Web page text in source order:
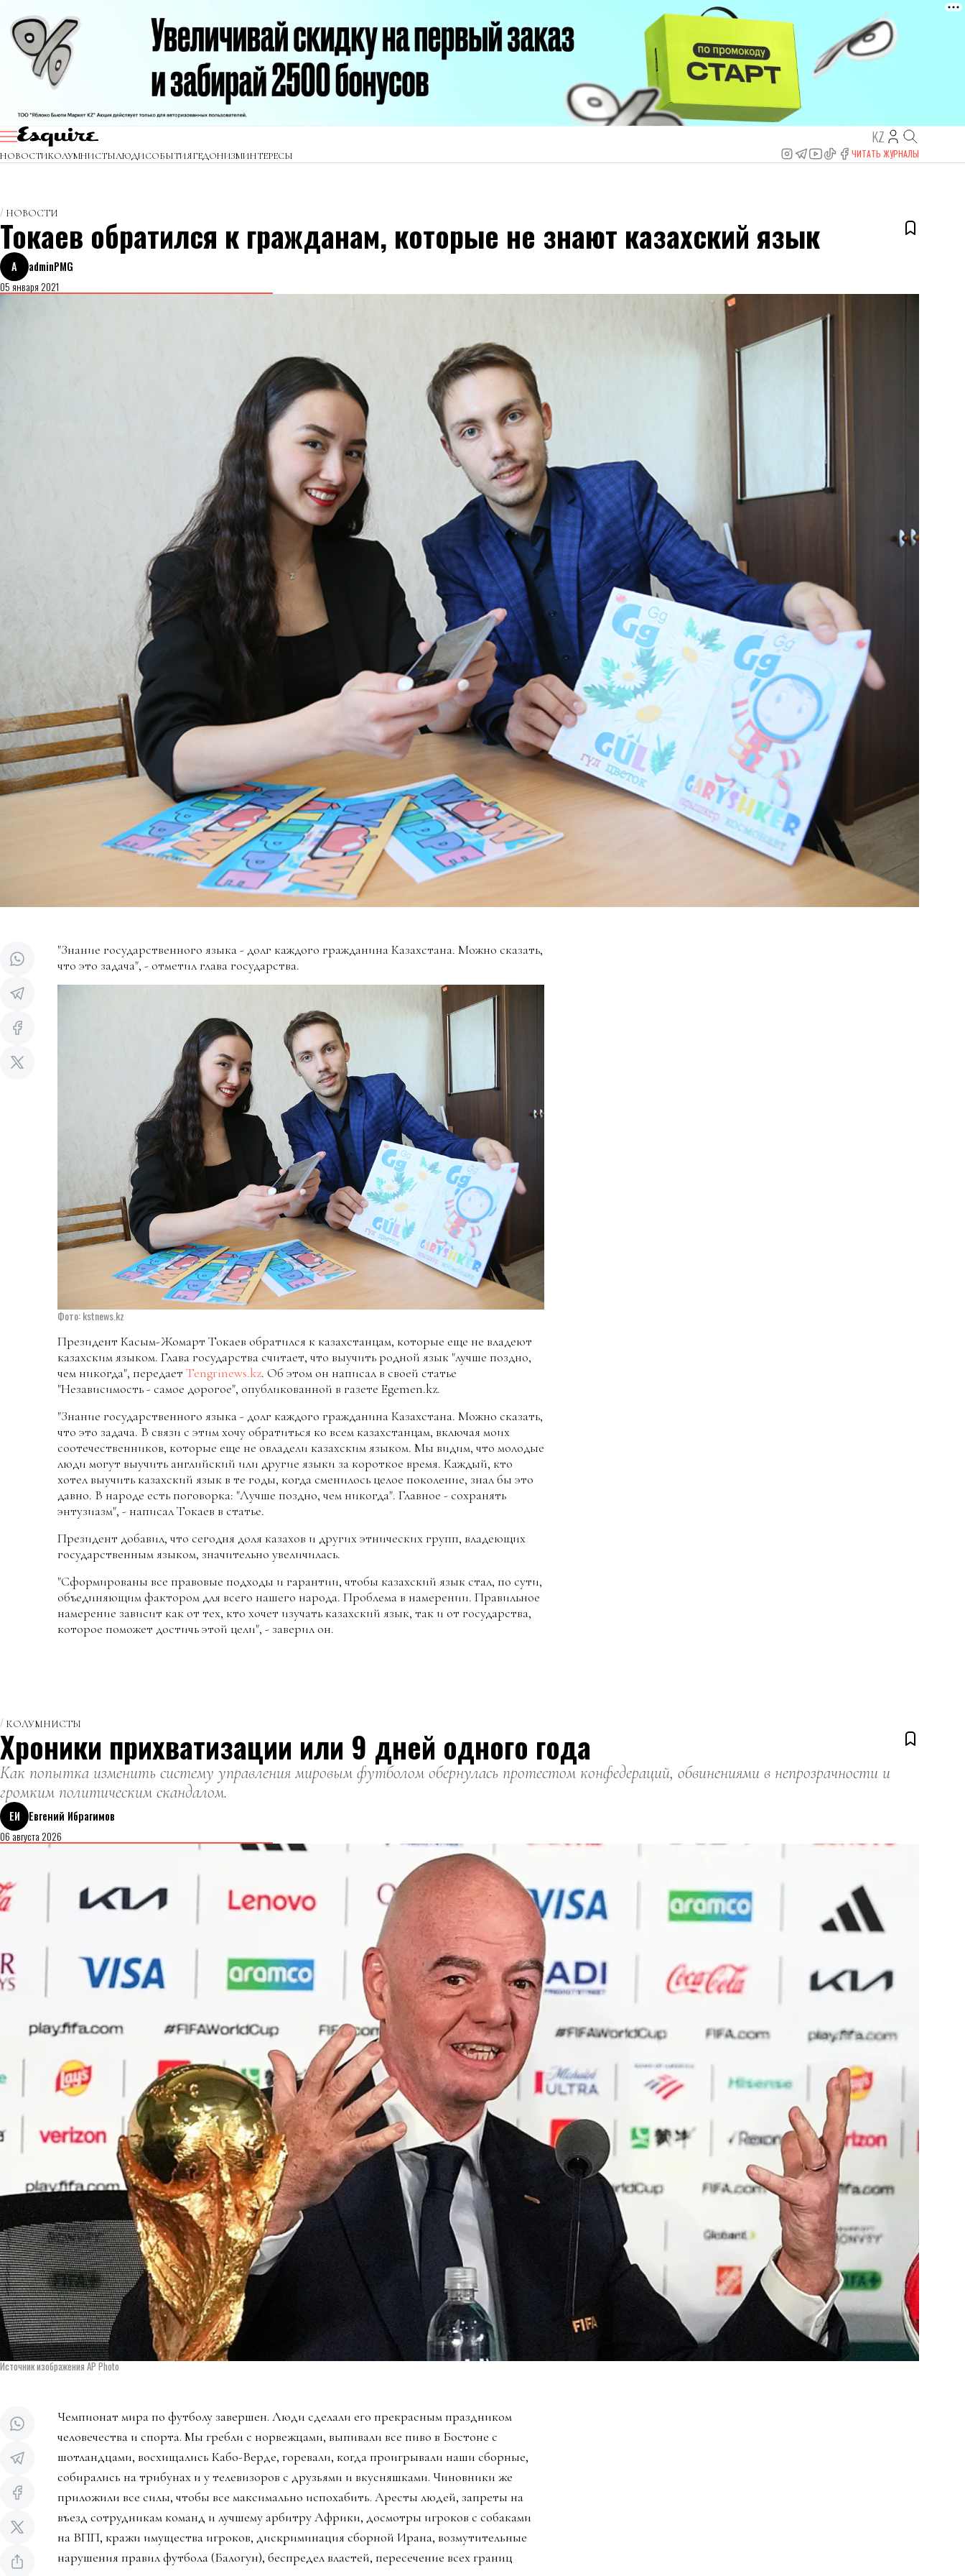
KZ
НОВОСТИКОЛУМНИСТЫЛЮДИСОБЫТИЯГЕДОНИЗМИНТЕРЕСЫ ЧИТАТЬ ЖУРНАЛЫ
НОВОСТИ
Токаев обратился к гражданам, которые не знают казахский язык
A
adminPMG
05 января 2021
"Знание государственного языка - долг каждого гражданина Казахстана. Можно сказать,
что это задача", - отметил глава государства.
Фото: kstnews.kz
Президент Касым-Жомарт Токаев обратился к казахстанцам, которые еще не владеют
казахским языком. Глава государства считает, что выучить родной язык "лучше поздно,
чем никогда", передает Tengrinews.kz. Об этом он написал в своей статье
"Независимость - самое дорогое", опубликованной в газете Еgemen.kz.
"Знание государственного языка - долг каждого гражданина Казахстана. Можно сказать,
что это задача. В связи с этим хочу обратиться ко всем казахстанцам, включая моих
соотечественников, которые еще не овладели казахским языком. Мы видим, что молодые
люди могут выучить английский или другие языки за короткое время. Каждый, кто
хотел выучить казахский язык в те годы, когда сменилось целое поколение, знал бы это
давно. В народе есть поговорка: "Лучше поздно, чем никогда". Главное - сохранять
энтузиазм", - написал Токаев в статье.
Президент добавил, что сегодня доля казахов и других этнических групп, владеющих
государственным языком, значительно увеличилась.
"Сформированы все правовые подходы и гарантии, чтобы казахский язык стал, по сути,
объединяющим фактором для всего нашего народа. Проблема в намерении. Правильное
намерение зависит как от тех, кто хочет изучать казахский язык, так и от государства,
которое поможет достичь этой цели", - заверил он.
КОЛУМНИСТЫ
Хроники прихватизации или 9 дней одного года
Как попытка изменить систему управления мировым футболом обернулась протестом конфедераций, обвинениями в непрозрачности и
громким политическим скандалом.
ЕИ
Евгений Ибрагимов
06 августа 2026
Источник изображения AP Photo
Чемпионат мира по футболу завершен. Люди сделали его прекрасным праздником
человечества и спорта. Мы гребли с норвежцами, выпивали все пиво в Бостоне с
шотландцами, восхищались Кабо-Верде, горевали, когда проигрывали наши сборные,
собирались на трибунах и у телевизоров с друзьями и вкусняшками. Чиновники же
приложили все силы, чтобы все максимально испохабить. Аресты людей, запреты на
въезд сотрудникам команд и лучшему арбитру Африки, досмотры игроков с собаками
на ВПП, кражи имущества игроков, дискриминация сборной Ирана, возмутительные
нарушения правил футбола (Балогун), беспредел властей, пересечение всех границ